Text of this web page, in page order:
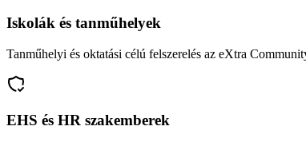
Iskolák és tanműhelyek
Tanműhelyi és oktatási célú felszerelés az eXtra
EHS és HR szakemberek